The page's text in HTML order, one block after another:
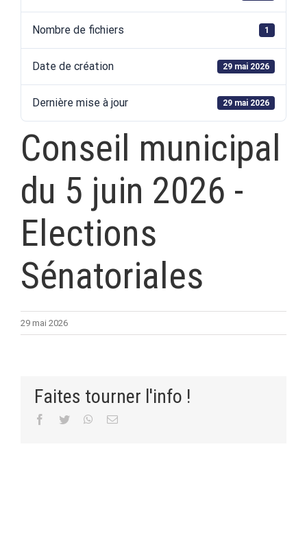
Nombre de fichiers 1
Date de création 29 mai 2026
Dernière mise à jour 29 mai 2026
Conseil municipal
du 5 juin 2026 -
Elections
Sénatoriales
29 mai 2026
Faites tourner l'info !
Facebook
Twitter WhatsApp
Email